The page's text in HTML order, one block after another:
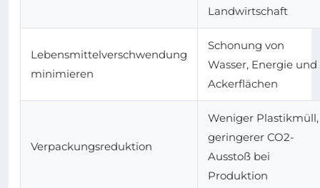
Landwirtschaft
Lebensmittelverschwendung
minimieren
Schonung von
Wasser, Energie und
Ackerflächen
Verpackungsreduktion
Weniger Plastikmüll,
geringerer CO2-
Ausstoß bei
Produktion